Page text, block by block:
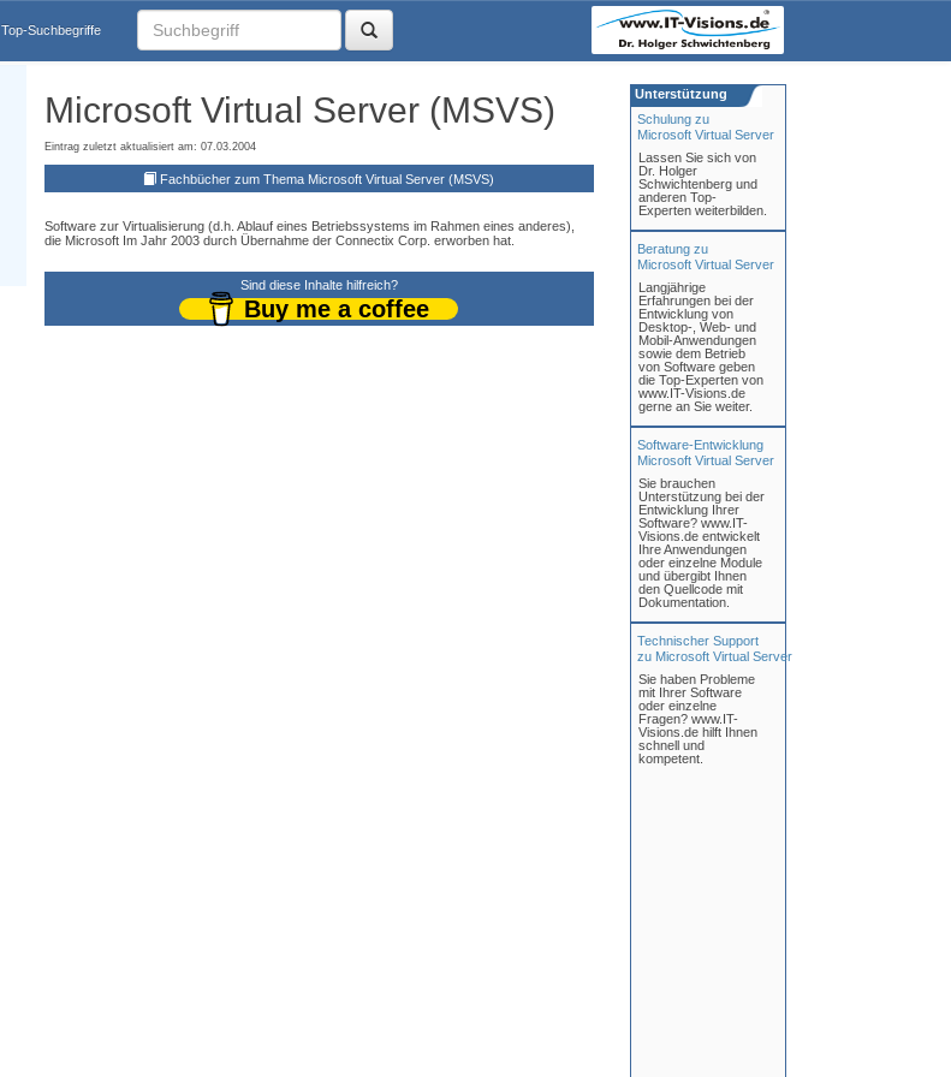
Top-Suchbegriffe
Microsoft Virtual Server (MSVS)
Eintrag zuletzt aktualisiert am: 07.03.2004
Fachbücher zum Thema Microsoft Virtual Server (MSVS)
Software zur Virtualisierung (d.h. Ablauf eines Betriebssystems im Rahmen eines anderes),
die Microsoft Im Jahr 2003 durch Übernahme der Connectix Corp. erworben hat.
Sind diese Inhalte hilfreich?
Buy me a coffee
Schulung zu
Microsoft Virtual Server
Lassen Sie sich von
Dr. Holger
Schwichtenberg und
anderen Top-
Experten weiterbilden.
Beratung zu
Microsoft Virtual Server
Langjährige
Erfahrungen bei der
Entwicklung von
Desktop-, Web- und
Mobil-Anwendungen
sowie dem Betrieb
von Software geben
die Top-Experten von
www.IT-Visions.de
gerne an Sie weiter.
Software-Entwicklung
Microsoft Virtual Server
Sie brauchen
Unterstützung bei der
Entwicklung Ihrer
Software? www.IT-
Visions.de entwickelt
Ihre Anwendungen
oder einzelne Module
und übergibt Ihnen
den Quellcode mit
Dokumentation.
Technischer Support
zu Microsoft Virtual Server
Sie haben Probleme
mit Ihrer Software
oder einzelne
Fragen? www.IT-
Visions.de hilft Ihnen
schnell und
kompetent.
Unterstützung